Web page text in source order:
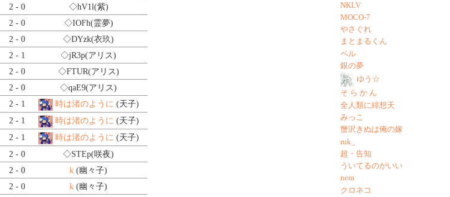
2 - 0 ◇hV1l(紫)
2 - 0 ◇IOFh(霊夢)
2 - 0 ◇DYzk(衣玖)
2 - 1 ◇jR3p(アリス)
2 - 0 ◇FTUR(アリス)
2 - 0 ◇qaE9(アリス)
2 - 1 時は渚のように (天子)
2 - 1 時は渚のように (天子)
2 - 1 時は渚のように (天子)
2 - 0 ◇STEp(咲夜)
2 - 0 k (幽々子)
2 - 0 k (幽々子)
NKLV
MOCO-7
やさぐれ
まとまるくん
ベル
銀の夢
ゆう☆
そ ら か ん
全人類に緋想天
みっこ
蟹沢きぬは俺の嫁
ruk_
超・告知
ういてるのがいい
nem
クロネコ